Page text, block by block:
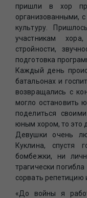
пришли в хор
организованными,
культуру.
участникам
стройности,
подготовка
Каждый день
батальонах и
возвращались с
могло остановить
поделиться
юным хором, то это
Девушки очень
Куклина, спустя
бомбежки, ни
трагически
сорвать репетицию
«До войны я